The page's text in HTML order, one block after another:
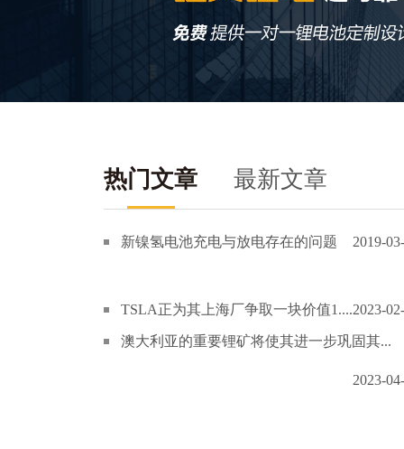
热门文章 最新文章
新镍氢电池充电与放电存在的问题 2019-
TSLA正为其上海厂争取一块价值1....2023-
澳大利亚的重要锂矿将使其进一步巩固其...
2023-